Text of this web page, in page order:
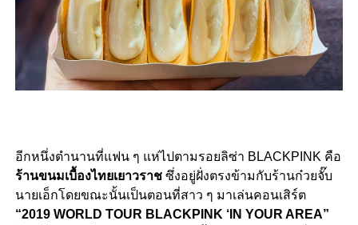
อีกหนึ่งตำนานที่แฟน ๆ แห่ไปตามรอยลิซ่า BLACKPINK คือ
ร้านขนมเบื้องไทยเยาวราช ซึ่งอยู่ฝั่งตรงข้ามกับร้านก๋วยจั๊บ
นายเอ็กโดยขณะนั้นเป็นตอนที่สาว ๆ มาเล่นคอนเสิร์ต
“2019 WORLD TOUR BLACKPINK ‘IN YOUR AREA”